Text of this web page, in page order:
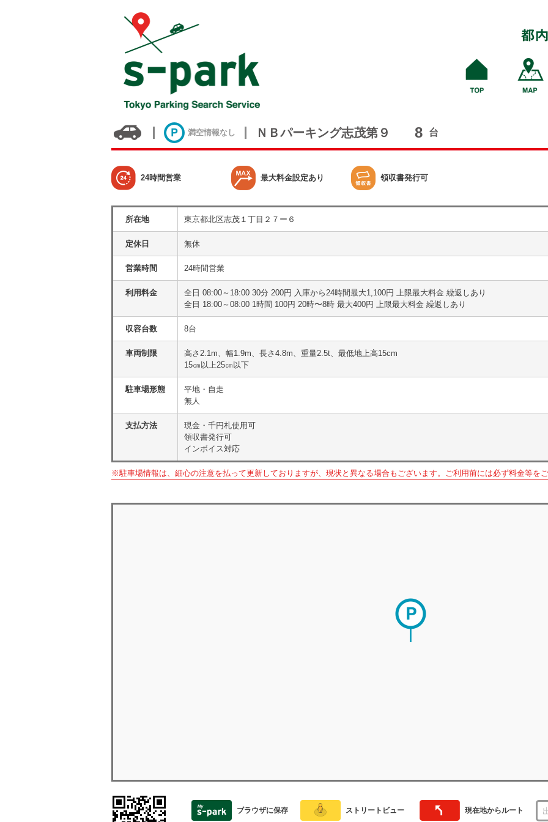
満空情報なし ＮＢパーキング志茂第９ 8 台
24時間営業 最大料金設定あり 領収書発行可
所在地 東京都北区志茂１丁目２７ー６
定休日 無休
営業時間 24時間営業
利用料金
全日 08:00～18:00 30分 200円 入庫から24時間最大1,100円 上限最大料金 繰返しあり
全日 18:00～08:00 1時間 100円 20時〜8時 最大400円 上限最大料金 繰返しあり
収容台数 8台
車両制限
高さ2.1m、幅1.9m、長さ4.8m、重量2.5t、最低地上高15cm
15㎝以上25㎝以下
駐車場形態
平地・自走
無人
支払方法
現金・千円札使用可
領収書発行可
インボイス対応
※駐車場情報は、細心の注意を払って更新しておりますが、現状と異なる場合もございます。ご利用前には必ず料金等をご
ブラウザに保存 ストリートビュー 現在地からルート